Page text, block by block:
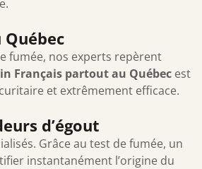
fumée, nos experts repèrent
Français partout au Québec est
et extrêmement efficace.
d’égout
Grâce au test de fumée, un
instantanément l’origine du